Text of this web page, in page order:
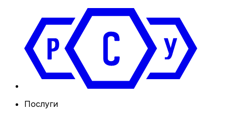
Послуги